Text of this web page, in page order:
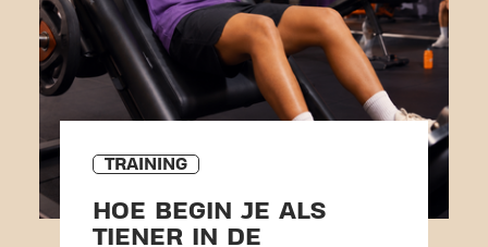
TRAINING
HOE BEGIN JE ALS
TIENER IN DE